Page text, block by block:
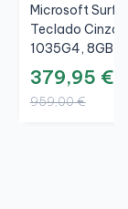
Microsoft
Teclado Cinza/
1035G4, 8GB,
379,95 €
959,00 €